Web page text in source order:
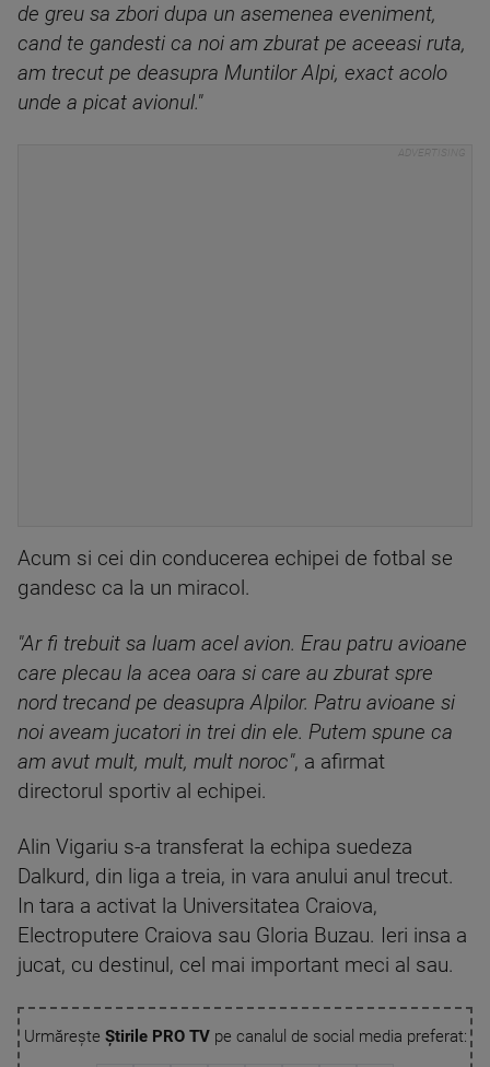
de greu sa zbori dupa un asemenea eveniment,
cand te gandesti ca noi am zburat pe aceeasi ruta,
am trecut pe deasupra Muntilor Alpi, exact acolo
unde a picat avionul."
Acum si cei din conducerea echipei de fotbal se
gandesc ca la un miracol.
"Ar fi trebuit sa luam acel avion. Erau patru avioane
care plecau la acea oara si care au zburat spre
nord trecand pe deasupra Alpilor. Patru avioane si
noi aveam jucatori in trei din ele. Putem spune ca
am avut mult, mult, mult noroc", a afirmat
directorul sportiv al echipei.
Alin Vigariu s-a transferat la echipa suedeza
Dalkurd, din liga a treia, in vara anului anul trecut.
In tara a activat la Universitatea Craiova,
Electroputere Craiova sau Gloria Buzau. Ieri insa a
jucat, cu destinul, cel mai important meci al sau.
Urmărește Știrile PRO TVpe canalul de social media preferat: